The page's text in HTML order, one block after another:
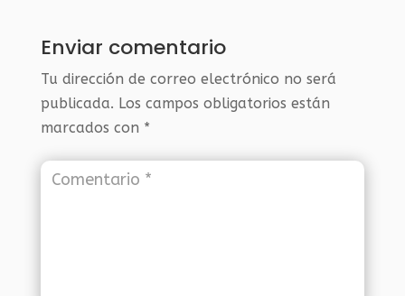
Enviar comentario
Tu dirección de correo electrónico no será
publicada. Los campos obligatorios están
marcados con *